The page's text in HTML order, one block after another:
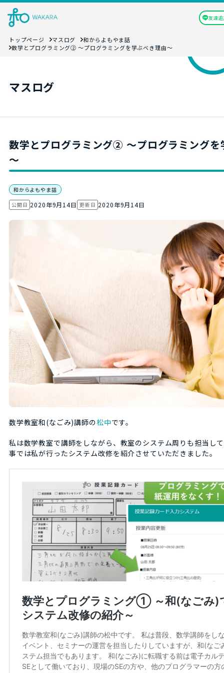
友達
トップページ マスログ
和からよもやま話
数学とプログラミング② ～プログラミングを学ぶべき理由～
マスログ
数学とプログラミング② ～プログラミングを
～
和からよもやま話
公開日 2020年9月14日 更新日 2020年9月14日
数学教室和(なごみ)講師の松中です。
私は数学教室で講師をしながら、教室のシステム周りも担当し
事では私が行ったシステム改修を紹介させていただきました。